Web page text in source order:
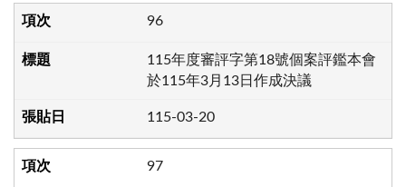
96
115年度審評字第18號個案評鑑本會
於115年3月13日作成決議
115-03-20
97